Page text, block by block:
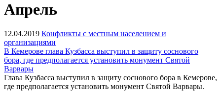
Апрель
12.04.2019 Конфликты с местным населением и
организациями
В Кемерове глава Кузбасса выступил в защиту соснового
бора, где предполагается установить монумент Святой
Варвары
Глава Кузбасса выступил в защиту соснового бора в Кемерове,
где предполагается установить монумент Святой Варвары.